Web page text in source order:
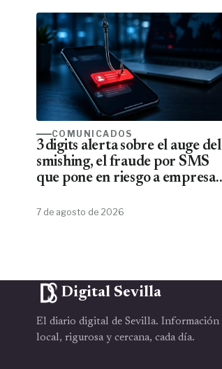
COMUNICADOS
3digits alerta sobre el auge del
smishing, el fraude por SMS
que pone en riesgo a empresas
7 de agosto de 2026
Digital Sevilla
El diario digital de Sevilla. Información
local, rigurosa y cercana, cada día.